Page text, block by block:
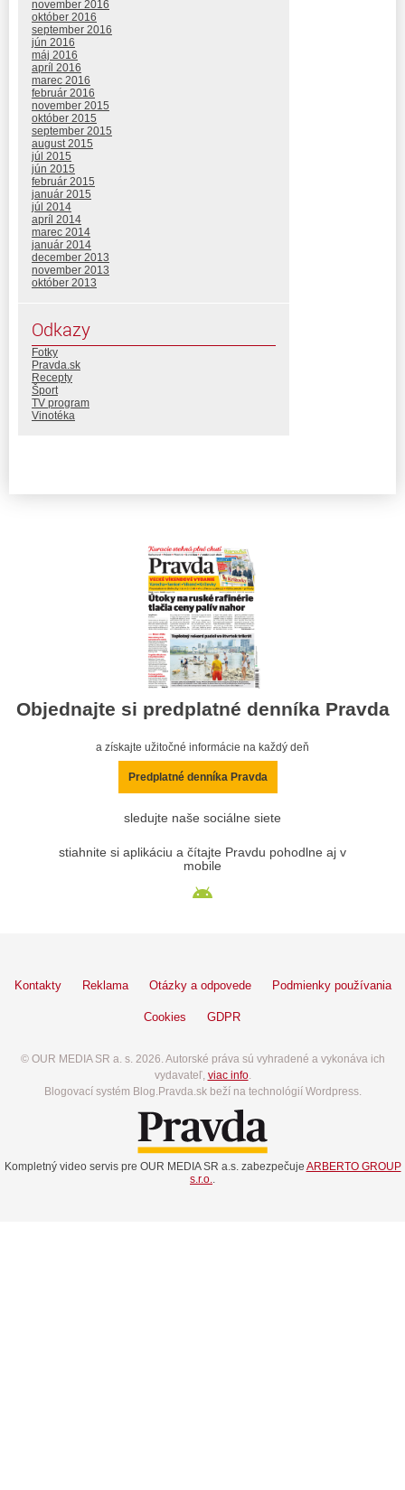
november 2016
október 2016
september 2016
jún 2016
máj 2016
apríl 2016
marec 2016
február 2016
november 2015
október 2015
september 2015
august 2015
júl 2015
jún 2015
február 2015
január 2015
júl 2014
apríl 2014
marec 2014
január 2014
december 2013
november 2013
október 2013
Odkazy
Fotky
Pravda.sk
Recepty
Šport
TV program
Vinotéka
Objednajte si predplatné denníka Pravda
a získajte užitočné informácie na každý deň
Predplatné denníka Pravda
sledujte naše sociálne siete
stiahnite si aplikáciu a čítajte Pravdu pohodlne aj v
mobile
Kontakty Reklama Otázky a odpovede Podmienky používania
Cookies GDPR
© OUR MEDIA SR a. s. 2026. Autorské práva sú vyhradené a vykonáva ich
vydavateľ, viac info.
Blogovací systém Blog.Pravda.sk beží na technológií Wordpress.
Kompletný video servis pre OUR MEDIA SR a.s. zabezpečuje ARBERTO GROUP
s.r.o..